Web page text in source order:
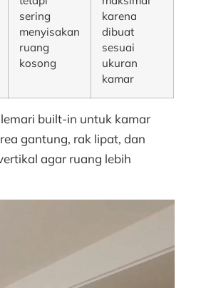
sering
menyisakan
ruang
kosong
karena
dibuat
sesuai
ukuran
kamar
built-in untuk kamar
gantung, rak lipat, dan
agar ruang lebih